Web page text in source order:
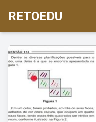
RETOEDU